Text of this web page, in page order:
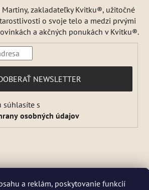
a reklám, poskytovanie funkcií
zakladateľky Kvitku®, užitočné
o svoje telo a medzi prvými
a akčných ponukách v Kvitku®.
NEWSLETTER
súhlasíte s
osobných údajov
Vytvoril Shoptet